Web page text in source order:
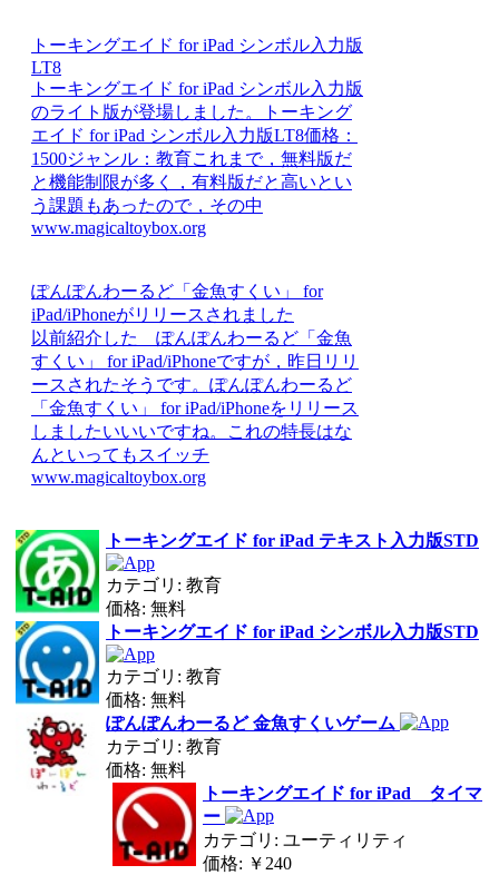
トーキングエイド for iPad シンボル入力版
LT8
トーキングエイド for iPad シンボル入力版
のライト版が登場しました。トーキング
エイド for iPad シンボル入力版LT8価格：
1500ジャンル：教育これまで，無料版だ
と機能制限が多く，有料版だと高いとい
う課題もあったので，その中
www.magicaltoybox.org
ぽんぽんわーるど「金魚すくい」 for
iPad/iPhoneがリリースされました
以前紹介した ぽんぽんわーるど「金魚
すくい」 for iPad/iPhoneですが，昨日リリ
ースされたそうです。ぽんぽんわーるど
「金魚すくい」 for iPad/iPhoneをリリース
しましたいいいですね。これの特長はな
んといってもスイッチ
www.magicaltoybox.org
トーキングエイド for iPad テキスト入力版STD
カテゴリ: 教育
価格: 無料
トーキングエイド for iPad シンボル入力版STD
カテゴリ: 教育
価格: 無料
ぽんぽんわーるど 金魚すくいゲーム
カテゴリ: 教育
価格: 無料
トーキングエイド for iPad タイマ
ー
カテゴリ: ユーティリティ
価格: ￥240